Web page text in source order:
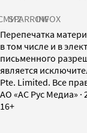
SPARROWINFOX
Перепечатка
в том числе и в
письменного
является
Pte. Limited. Все
AO «АС Рус Медиа» ·
16+